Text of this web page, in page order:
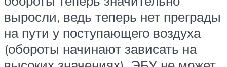
выросли, ведь теперь нет преграды
на пути у поступающего воздуха
(обороты начинают зависать на